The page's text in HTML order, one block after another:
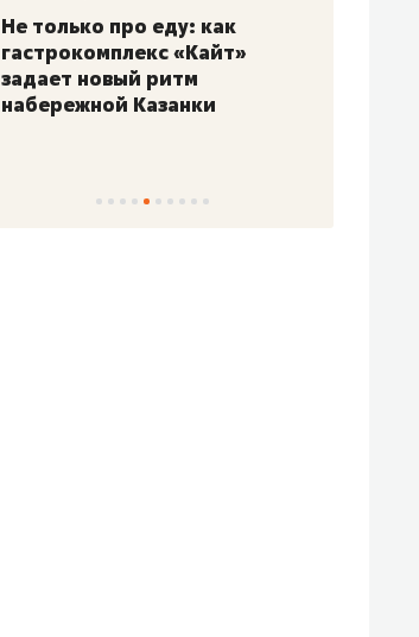
Не только про еду: как
гастрокомплекс «Кайт»
задает новый ритм
набережной Казанки